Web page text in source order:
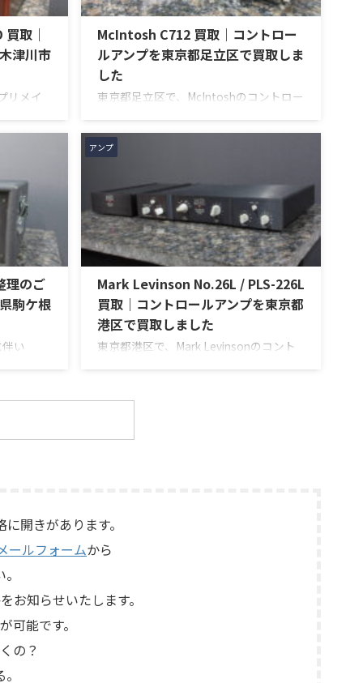
取｜
津川市
リメイ
お品物
リュー
入力、
Amp入
明書な
定いた
AU-D907
水 / ...
McIntosh C712 買取｜コントロー
ルアンプを東京都足立区で買取しま
した
東京都足立区で、McIntoshのコントロー
だきました。今回のお品物は、McIntosh
らしいガラスパネルデザインとリモート
式のコントロールアンプで、左右チャン
ネルの音出し、入力切替、ボリューム、
トーンコントロール、MMフォノ入力、
バランス出力、データポート、外観コン
ディション、リモコンなど付属品の有無
を確認しながら査定いたしました。 買取
商品：McIntosh C712 メーカー：
McIntosh / マッキントッシュ 型番： ...
理のご
駒ケ根
い
様が大
通電状
再生ヘ
子、出
アンプ
Mark Levinson No.26L / PLS-226L
買取｜コントロールアンプを東京都
港区で買取しました
東京都港区で、Mark Levinsonのコント
お品物は、アンプ部No.26Lと外部電源部
ィション、取扱説明書など付属品の有無
を確認しながら査定いたしました。 買取
商品：Mark Levinson N ...
開きがあります。
ールフォームから
お知らせいたします。
可能です。
の？